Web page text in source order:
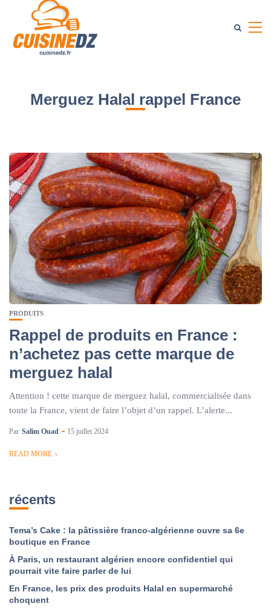
Merguez Halal rappel France
PRODUITS
Rappel de produits en France :
n’achetez pas cette marque de
merguez halal
Attention ! cette marque de merguez halal, commercialisée dans
toute la France, vient de faire l’objet d’un rappel. L’alerte...
Par Salim Ouad 15 juillet 2024
READ MORE
récents
Tema’s Cake : la pâtissière franco-algérienne ouvre sa 6e
boutique en France
À Paris, un restaurant algérien encore confidentiel qui
pourrait vite faire parler de lui
En France, les prix des produits Halal en supermarché
choquent